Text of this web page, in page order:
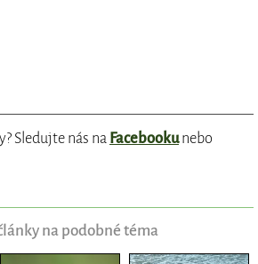
Sledujte nás na Facebookunebo
na podobné téma